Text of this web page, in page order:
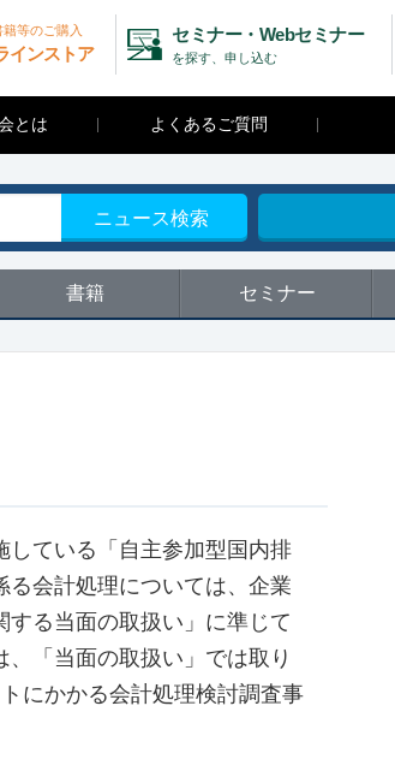
等のご購入
インストア
セミナー・Webセミナー
を探す、申し込む
とは よくあるご質問
ニュース検索
書籍 セミナー
ている「自主参加型国内排
会計処理については、企業
る当面の取扱い」に準じて
「当面の取扱い」では取り
にかかる会計処理検討調査事